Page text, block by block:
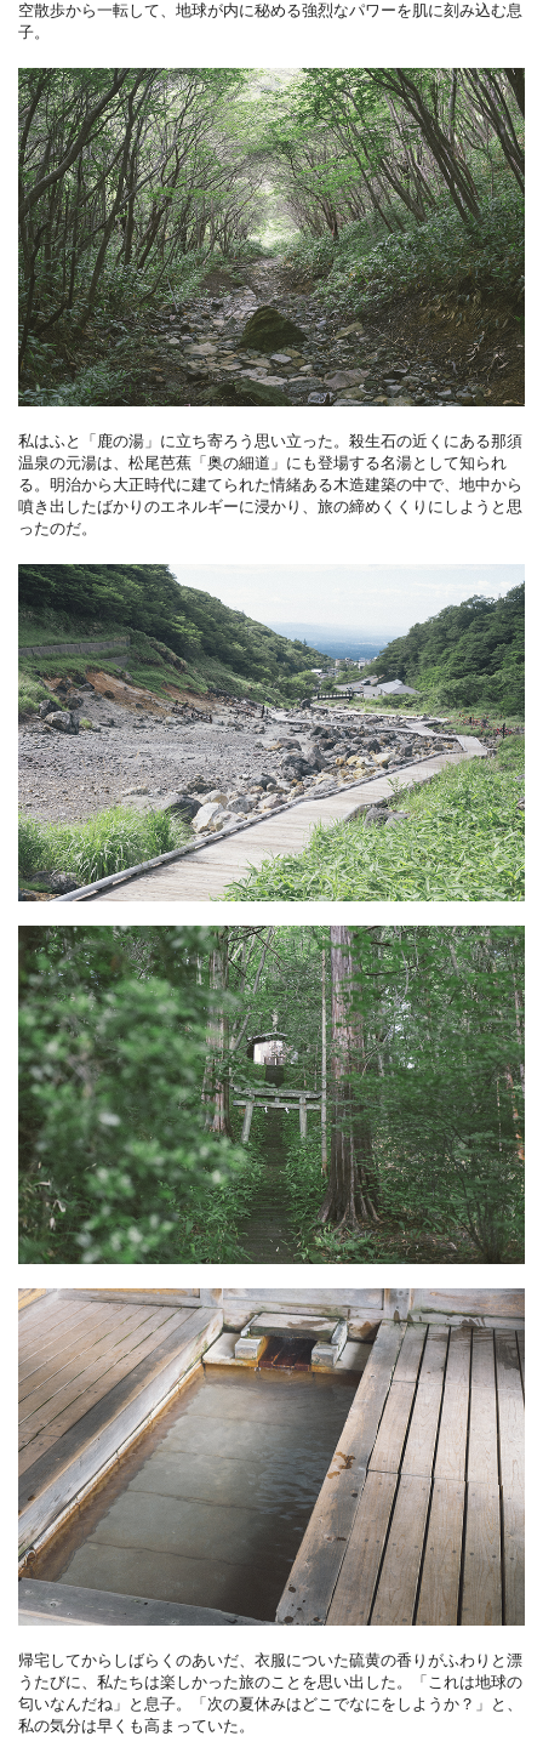
空散歩から一転して、地球が内に秘める強烈なパワーを肌に刻み込む息
子。
私はふと「鹿の湯」に立ち寄ろう思い立った。殺生石の近くにある那須
温泉の元湯は、松尾芭蕉「奥の細道」にも登場する名湯として知られ
る。明治から大正時代に建てられた情緒ある木造建築の中で、地中から
噴き出したばかりのエネルギーに浸かり、旅の締めくくりにしようと思
ったのだ。
帰宅してからしばらくのあいだ、衣服についた硫黄の香りがふわりと漂
うたびに、私たちは楽しかった旅のことを思い出した。「これは地球の
匂いなんだね」と息子。「次の夏休みはどこでなにをしようか？」と、
私の気分は早くも高まっていた。